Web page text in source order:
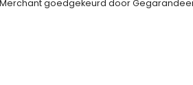
Merchant goedgekeurd door